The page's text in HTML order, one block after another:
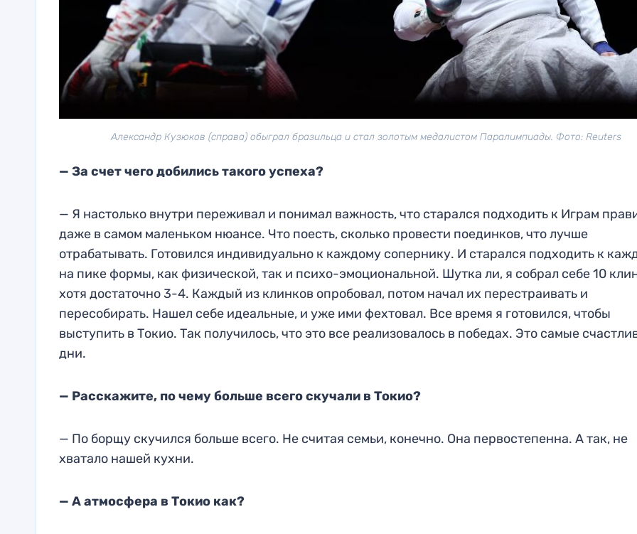
Александр Кузюков (справа) обыграл бразильца и стал золотым медалистом Паралимпиады. Фото: Reuters
— За счет чего добились такого успеха?
— Я настолько внутри переживал и понимал важность, что старался подходить к Играм
даже в самом маленьком нюансе. Что поесть, сколько провести поединков, что лучше
отрабатывать. Готовился индивидуально к каждому сопернику. И старался подходить к
на пике формы, как физической, так и психо-эмоциональной. Шутка ли, я собрал себе 10
хотя достаточно 3-4. Каждый из клинков опробовал, потом начал их перестраивать и
пересобирать. Нашел себе идеальные, и уже ими фехтовал. Все время я готовился, чтобы
выступить в Токио. Так получилось, что это все реализовалось в победах. Это самые
дни.
— Расскажите, по чему больше всего скучали в Токио?
— По борщу скучился больше всего. Не считая семьи, конечно. Она первостепенна. А так, не
хватало нашей кухни.
— А атмосфера в Токио как?